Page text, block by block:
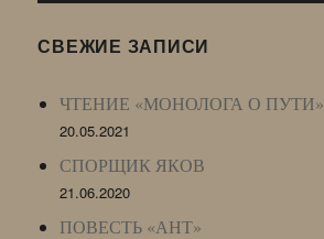
LJ
СВЕЖИЕ ЗАПИСИ
ЧТЕНИЕ «МОНОЛОГА О ПУТИ»
20.05.2021
СПОРЩИК ЯКОВ
21.06.2020
ПОВЕСТЬ «АНТ»